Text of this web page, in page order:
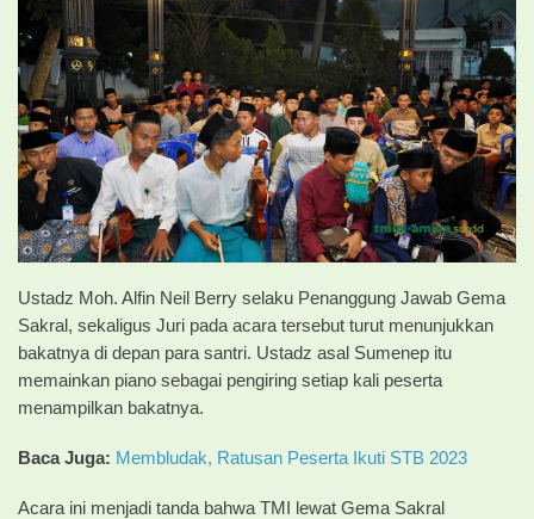
Ustadz Moh. Alfin Neil Berry selaku Penanggung Jawab Gema
Sakral, sekaligus Juri pada acara tersebut turut menunjukkan
bakatnya di depan para santri. Ustadz asal Sumenep itu
memainkan piano sebagai pengiring setiap kali peserta
menampilkan bakatnya.
Baca Juga: Membludak, Ratusan Peserta Ikuti STB 2023
Acara ini menjadi tanda bahwa TMI lewat Gema Sakral